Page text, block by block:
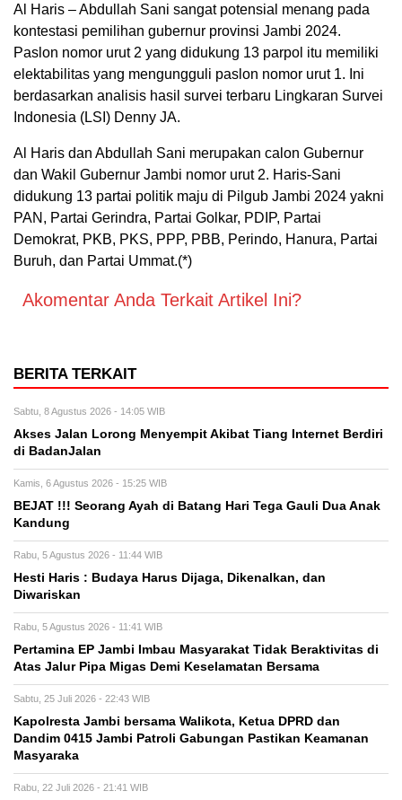
Al Haris – Abdullah Sani sangat potensial menang pada
kontestasi pemilihan gubernur provinsi Jambi 2024.
Paslon nomor urut 2 yang didukung 13 parpol itu memiliki
elektabilitas yang mengungguli paslon nomor urut 1. Ini
berdasarkan analisis hasil survei terbaru Lingkaran Survei
Indonesia (LSI) Denny JA.
Al Haris dan Abdullah Sani merupakan calon Gubernur
dan Wakil Gubernur Jambi nomor urut 2. Haris-Sani
didukung 13 partai politik maju di Pilgub Jambi 2024 yakni
PAN, Partai Gerindra, Partai Golkar, PDIP, Partai
Demokrat, PKB, PKS, PPP, PBB, Perindo, Hanura, Partai
Buruh, dan Partai Ummat.(*)
Akomentar Anda Terkait Artikel Ini?
BERITA TERKAIT
Sabtu, 8 Agustus 2026 - 14:05 WIB
Akses Jalan Lorong Menyempit Akibat Tiang Internet Berdiri
di BadanJalan
Kamis, 6 Agustus 2026 - 15:25 WIB
BEJAT !!! Seorang Ayah di Batang Hari Tega Gauli Dua Anak
Kandung
Rabu, 5 Agustus 2026 - 11:44 WIB
Hesti Haris : Budaya Harus Dijaga, Dikenalkan, dan
Diwariskan
Rabu, 5 Agustus 2026 - 11:41 WIB
Pertamina EP Jambi Imbau Masyarakat Tidak Beraktivitas di
Atas Jalur Pipa Migas Demi Keselamatan Bersama
Sabtu, 25 Juli 2026 - 22:43 WIB
Kapolresta Jambi bersama Walikota, Ketua DPRD dan
Dandim 0415 Jambi Patroli Gabungan Pastikan Keamanan
Masyaraka
Rabu, 22 Juli 2026 - 21:41 WIB